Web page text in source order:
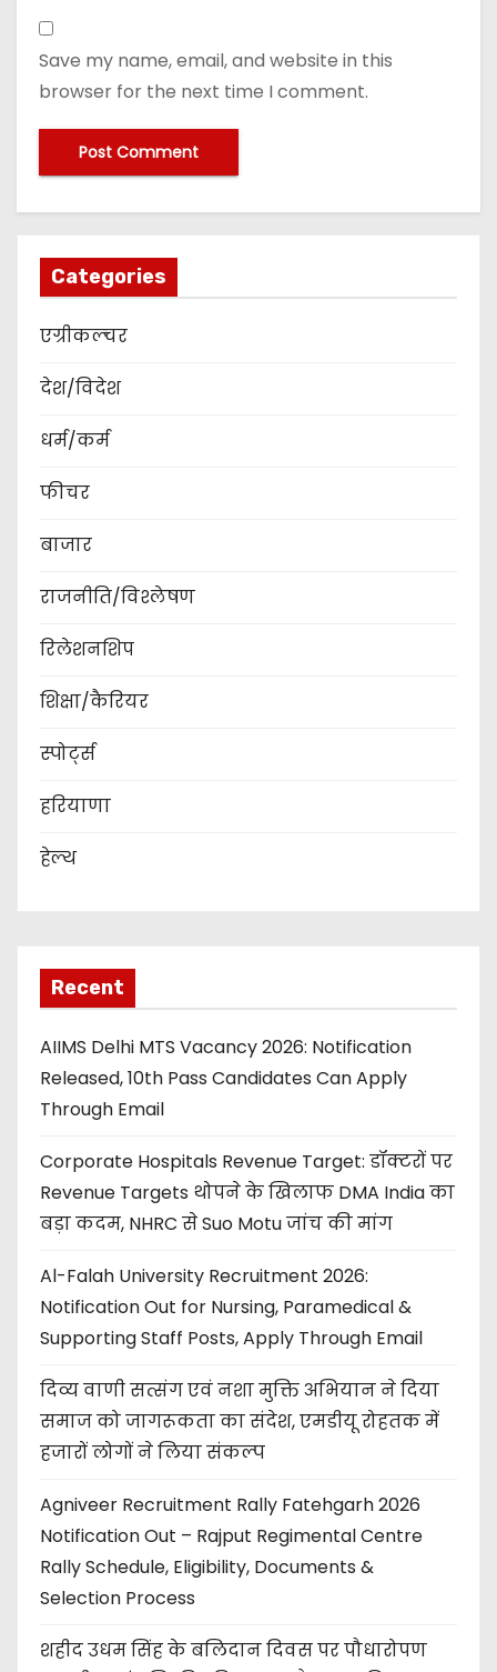
Save my name, email, and website in this
browser for the next time I comment.
Categories
एग्रीकल्चर
देश/विदेश
धर्म/कर्म
फीचर
बाजार
राजनीति/विश्लेषण
रिलेशनशिप
शिक्षा/कैरियर
स्पोर्ट्स
हरियाणा
हेल्थ
Recent
AIIMS Delhi MTS Vacancy 2026: Notification
Released, 10th Pass Candidates Can Apply
Through Email
Corporate Hospitals Revenue Target: डॉक्टरों पर
Revenue Targets थोपने के खिलाफ DMA India का
बड़ा कदम, NHRC से Suo Motu जांच की मांग
Al-Falah University Recruitment 2026:
Notification Out for Nursing, Paramedical &
Supporting Staff Posts, Apply Through Email
दिव्य वाणी सत्संग एवं नशा मुक्ति अभियान ने दिया
समाज को जागरूकता का संदेश, एमडीयू रोहतक में
हजारों लोगों ने लिया संकल्प
Agniveer Recruitment Rally Fatehgarh 2026
Notification Out – Rajput Regimental Centre
Rally Schedule, Eligibility, Documents &
Selection Process
शहीद उधम सिंह के बलिदान दिवस पर पौधारोपण